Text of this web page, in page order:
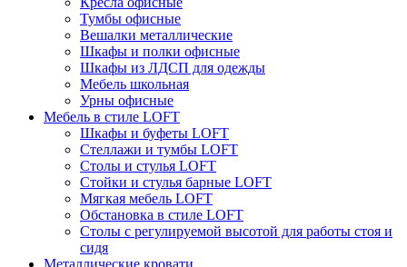
Тумбы офисные
Вешалки металлические
Шкафы и полки офисные
Шкафы из ЛДСП для одежды
Мебель школьная
Урны офисные
Мебель в стиле LOFT
Шкафы и буфеты LOFT
Стеллажи и тумбы LOFT
Столы и стулья LOFT
Стойки и стулья барные LOFT
Мягкая мебель LOFT
Обстановка в стиле LOFT
Столы с регулируемой высотой для работы стоя и
сидя
Металлические кровати